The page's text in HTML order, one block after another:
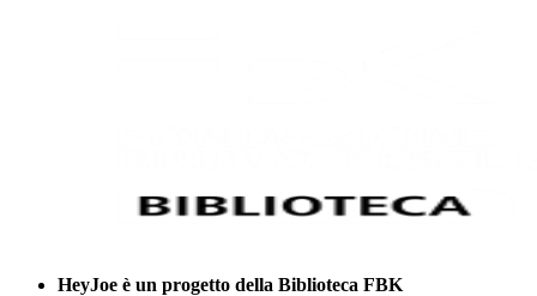
HeyJoe è un progetto della Biblioteca FBK